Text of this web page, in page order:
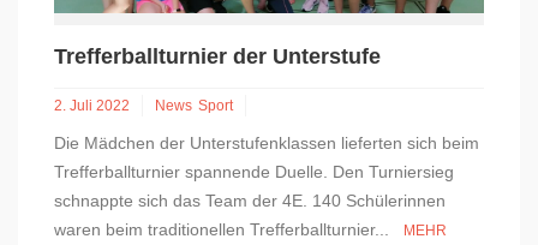
Trefferballturnier der Unterstufe
2. Juli 2022 News Sport
Die Mädchen der Unterstufenklassen lieferten sich beim
Trefferballturnier spannende Duelle. Den Turniersieg
schnappte sich das Team der 4E. 140 Schülerinnen
waren beim traditionellen Trefferballturnier...
MEHR